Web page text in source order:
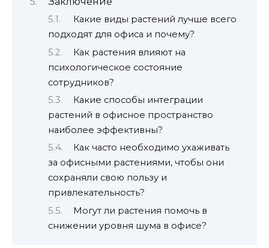
Какие виды растений лучше всего
подходят для офиса и почему?
Как растения влияют на
психологическое состояние
сотрудников?
Какие способы интеграции
растений в офисное пространство
наиболее эффективны?
Как часто необходимо ухаживать
за офисными растениями, чтобы они
сохраняли свою пользу и
привлекательность?
Могут ли растения помочь в
снижении уровня шума в офисе?